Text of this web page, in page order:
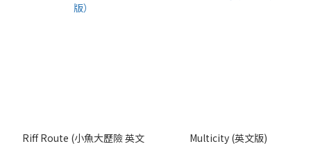
Riff Route (小魚大歷險 英文 Multicity (英文版)